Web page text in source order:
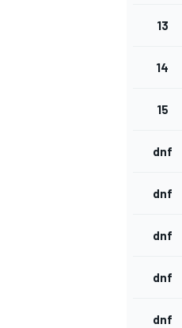
13
14
15
dnf
dnf
dnf
dnf
dnf